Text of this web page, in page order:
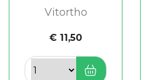
Vitortho
€ 11,50